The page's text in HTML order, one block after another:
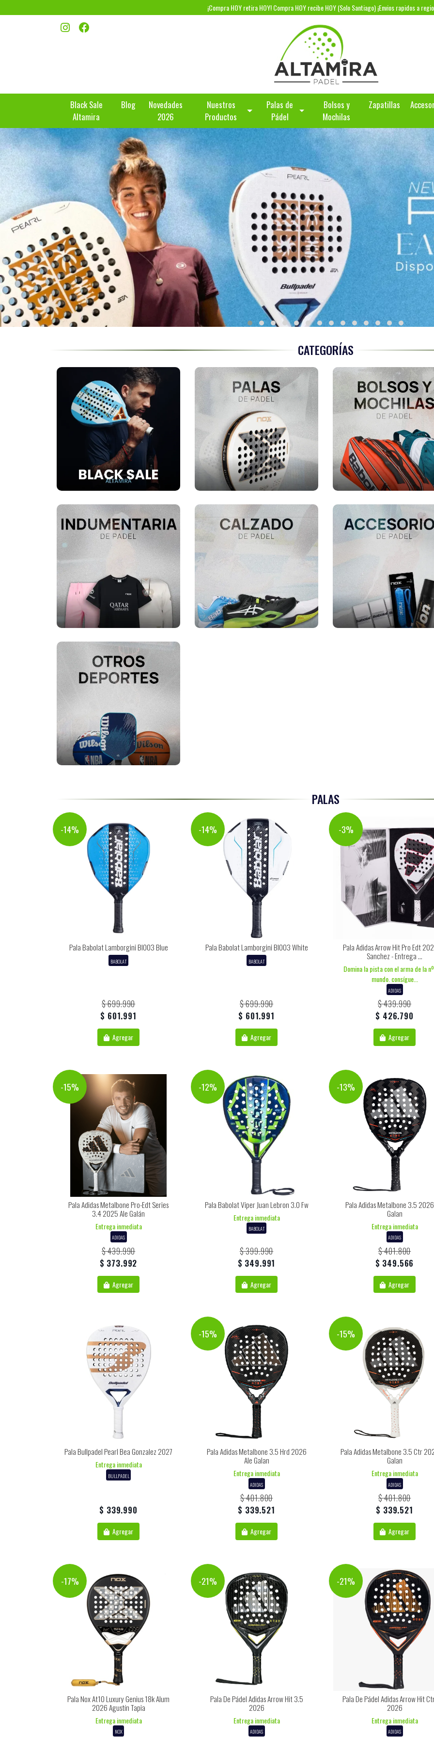
¡Compra HOY retira HOY! Compra HOY recibe HOY (Solo Santiago) ¡Envios rapidos a
Black Sale
Altamira
Blog
Novedades
2026
Nuestros
Productos
Palas de
Pádel
Bolsos y
Mochilas
Zapatillas
CATEGORÍAS
PALAS
-14%
Pala Babolat Lamborgini Bl003 Blue
BABOLAT
$ 699.990
$ 601.991
Agregar
-14%
Pala Babolat Lamborgini Bl003 White
BABOLAT
$ 699.990
$ 601.991
Agregar
-3%
Pala Adidas Arrow Hit Pro Edt
Sanchez - Entrega ...
Domina la pista con el arma de la
mundo. consígue...
ADIDAS
$ 439.990
$ 426.790
Agregar
-15%
Pala Adidas Metalbone Pro-Edt Series
3.4 2025 Ale Galán
Entrega inmediata
ADIDAS
$ 439.990
$ 373.992
Agregar
-12%
Pala Babolat Viper Juan Lebron 3.0 Fw
Entrega inmediata
BABOLAT
$ 399.990
$ 349.991
Agregar
-13%
Pala Adidas Metalbone 3.5
Galan
Entrega inmediata
ADIDAS
$ 401.800
$ 349.566
Agregar
Pala Bullpadel Pearl Bea Gonzalez 2027
Entrega inmediata
BULLPADEL
$ 339.990
Agregar
-15%
Pala Adidas Metalbone 3.5 Hrd 2026
Ale Galan
Entrega inmediata
ADIDAS
$ 401.800
$ 339.521
Agregar
-15%
Pala Adidas Metalbone 3.5 Ctr
Galan
Entrega inmediata
ADIDAS
$ 401.800
$ 339.521
Agregar
-17%
Pala Nox At10 Luxury Genius 18k Alum
2026 Agustín Tapia
Entrega inmediata
NOX
-21%
Pala De Pádel Adidas Arrow Hit 3.5
2026
Entrega inmediata
ADIDAS
-21%
Pala De Pádel Adidas Arrow Hit
2026
Entrega inmediata
ADIDAS